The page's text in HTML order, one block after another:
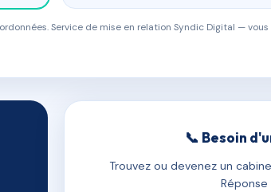
Service de mise en relation Syndic Digital —
📞 Besoin
Trouvez ou devenez un
Réponse